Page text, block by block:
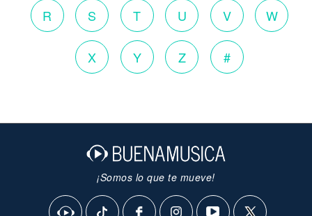
R S T U V W
X Y Z #
¡Somos lo que te mueve!